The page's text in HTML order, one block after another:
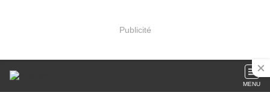
Publicité
MENU